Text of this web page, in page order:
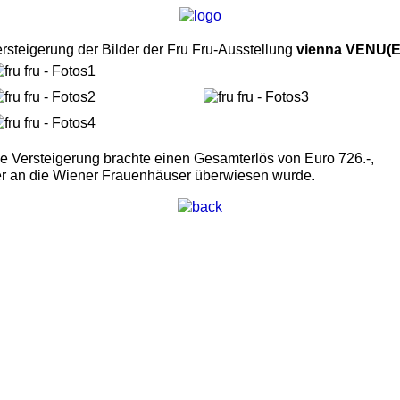
der Bilder der Fru Fru-Ausstellung vienna
Versteigerung brachte einen Gesamterlös von Euro 726.-,
an die Wiener Frauenhäuser überwiesen wurde.